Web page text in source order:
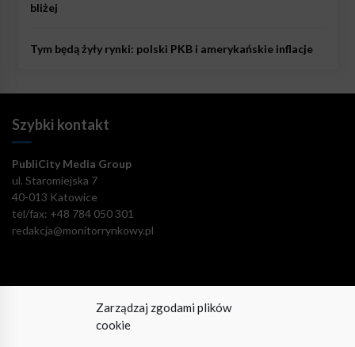
Zarządzaj zgodami plików
cookie
bliżej
Tym będą żyły rynki: polski PKB i amerykańskie inflacje
Szybki kontakt
PubliCity Media Group
ul. Staromiejska 7
40-013 Katowice
tel/fax: +48 784 050 301
redakcja@monitorrynkowy.pl
Pozostańmy w kontakcie!